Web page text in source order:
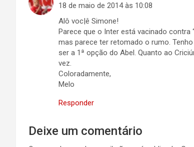
18 de maio de 2014 às 10:08
Alô voc|ê Simone!
Parece que o Inter está vacinado contra
mas parece ter retomado o rumo.
ser a 1ª opção do Abel. Quanto ao
vez.
Coloradamente,
Melo
Responder
Deixe um comentário